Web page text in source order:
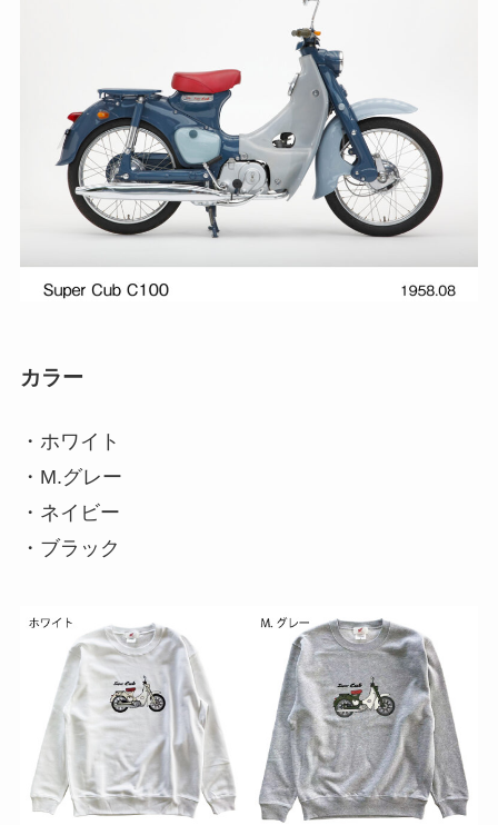
カラー
・ホワイト
・M.グレー
・ネイビー
・ブラック